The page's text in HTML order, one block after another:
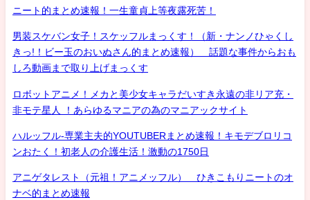
ニート的まとめ速報！一生童貞上等夜露死苦！
男装スケバン女子！スケッフルまっくす！（新・ナンノひゃくし
きっ!！ビー玉のおいぬさん的まとめ速報） 話題な事件からおも
しろ動画まで取り上げまっくす
ロボットアニメ！メカと美少女キャラだいすき永遠の非リア充・
非モテ星人 ！あらゆるマニアの為のマニアックサイト
ハルッフル-専業主夫的YOUTUBERまとめ速報！キモデブロリコ
ンおたく！初老人の介護生活！激動の1750日
アニゲタレスト（元祖！アニメッフル） ひきこもりニートのオ
ナベ的まとめ速報